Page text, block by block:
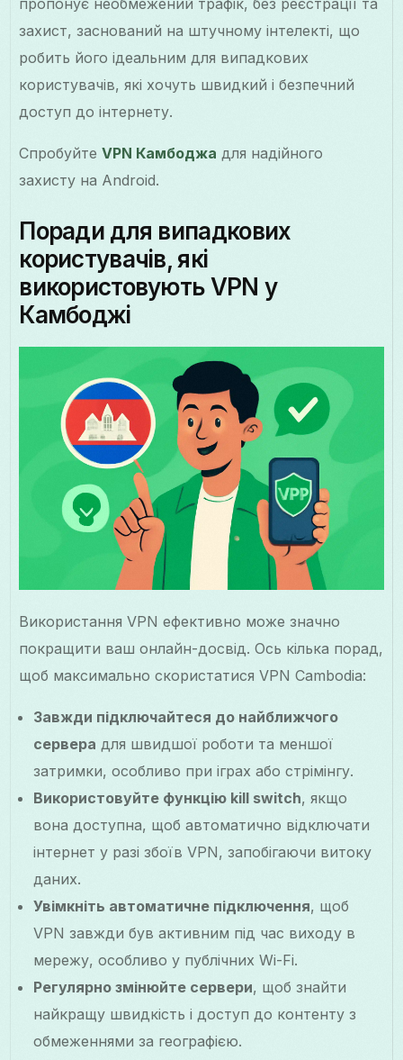
захист, заснований на штучному інтелекті, що
робить його ідеальним для випадкових
користувачів, які хочуть швидкий і безпечний
доступ до інтернету.
СпробуйтеVPN Камбоджа для надійного
захисту на Android.
Поради для випадкових
користувачів, які
використовують VPN у
Камбоджі
Використання VPN ефективно може значно
покращити ваш онлайн-досвід. Ось кілька порад,
щоб максимально скористатися VPN Cambodia:
Завжди підключайтеся до найближчого
сервера для швидшої роботи та меншої
затримки, особливо при іграх або стрімінгу.
Використовуйте функцію kill switch, якщо
вона доступна, щоб автоматично відключати
інтернет у разі збоїв VPN, запобігаючи витоку
даних.
Увімкніть автоматичне підключення, щоб
VPN завжди був активним під час виходу в
мережу, особливо у публічних Wi-Fi.
Регулярно змінюйте сервери, щоб знайти
найкращу швидкість і доступ до контенту з
обмеженнями за географією.